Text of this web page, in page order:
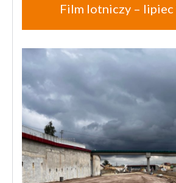
Film lotniczy – lipiec